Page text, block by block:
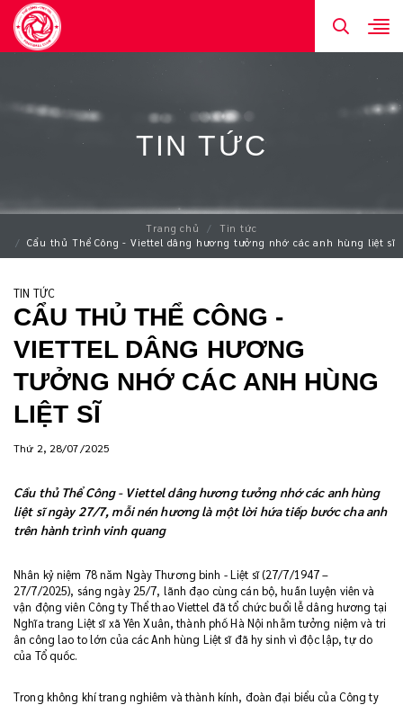
TIN TỨC
Trang chủ
Tin tức
Cẩu thủ Thể Công - Viettel dâng hương tưởng nhớ các anh hùng liệt sĩ
TIN TỨC
CẨU THỦ THỂ CÔNG -
VIETTEL DÂNG HƯƠNG
TƯỞNG NHỚ CÁC ANH HÙNG
LIỆT SĨ
Thứ 2, 28/07/2025
Cầu thủ Thể Công - Viettel dâng hương tưởng nhớ các anh hùng
liệt sĩ ngày 27/7, mỗi nén hương là một lời hứa tiếp bước cha anh
trên hành trình vinh quang
Nhân kỷ niệm 78 năm Ngày Thương binh - Liệt sĩ (27/7/1947 –
27/7/2025), sáng ngày 25/7, lãnh đạo cùng cán bộ, huấn luyện viên và
vận động viên Công ty Thể thao Viettel đã tổ chức buổi lễ dâng hương tại
Nghĩa trang Liệt sĩ xã Yên Xuân, thành phố Hà Nội nhằm tưởng niệm và tri
ân công lao to lớn của các Anh hùng Liệt sĩ đã hy sinh vì độc lập, tự do
của Tổ quốc.
Trong không khí trang nghiêm và thành kính, đoàn đại biểu của Công ty